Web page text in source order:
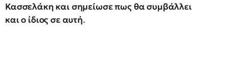
Κασσελάκη και σημείωσε πως θα συμβάλλει
και ο ίδιος σε αυτή.